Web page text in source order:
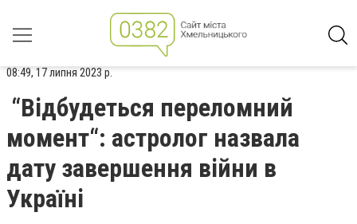
08:49, 17 липня 2023 р.
“Відбудеться переломний
момент“: астролог назвала
дату завершення війни в
Україні